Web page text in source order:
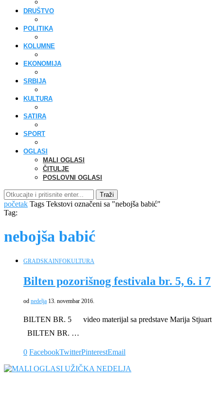
DRUŠTVO
POLITIKA
KOLUMNE
EKONOMIJA
SRBIJA
KULTURA
SATIRA
SPORT
OGLASI
MALI OGLASI
ČITULJE
POSLOVNI OGLASI
Traži
početak Tags Tekstovi označeni sa "nebojša babić"
Tag:
nebojša babić
GRADSKAINFOKULTURA
Bilten pozorišnog festivala br. 5, 6. i 7
od nedelja 13. novembar 2016.
BILTEN BR. 5 video materijal sa predstave Marija Stjuart
BILTEN BR. …
0 FacebookTwitterPinterestEmail